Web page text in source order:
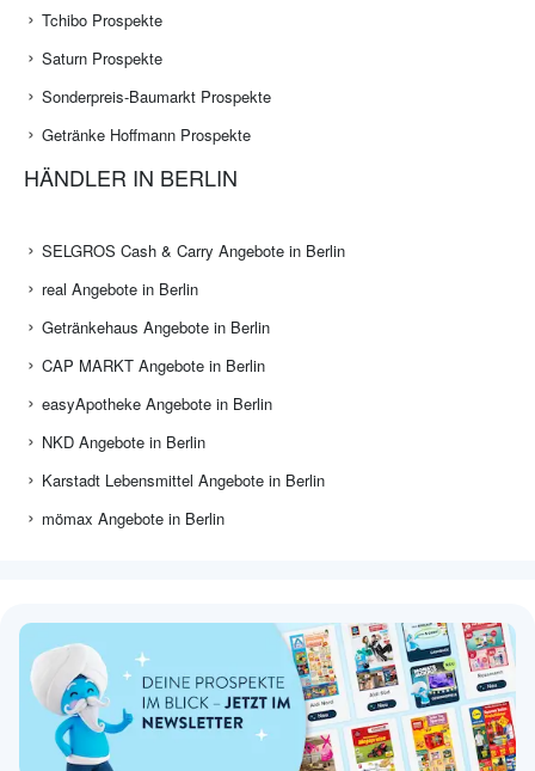
Tchibo Prospekte
Saturn Prospekte
Sonderpreis-Baumarkt Prospekte
Getränke Hoffmann Prospekte
HÄNDLER IN BERLIN
SELGROS Cash & Carry Angebote in Berlin
real Angebote in Berlin
Getränkehaus Angebote in Berlin
CAP MARKT Angebote in Berlin
easyApotheke Angebote in Berlin
NKD Angebote in Berlin
Karstadt Lebensmittel Angebote in Berlin
mömax Angebote in Berlin